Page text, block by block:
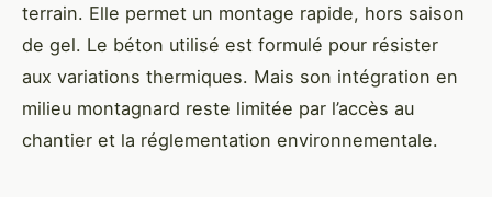
terrain. Elle permet un montage rapide, hors saison
de gel. Le béton utilisé est formulé pour résister
aux variations thermiques. Mais son intégration en
milieu montagnard reste limitée par l’accès au
chantier et la réglementation environnementale.